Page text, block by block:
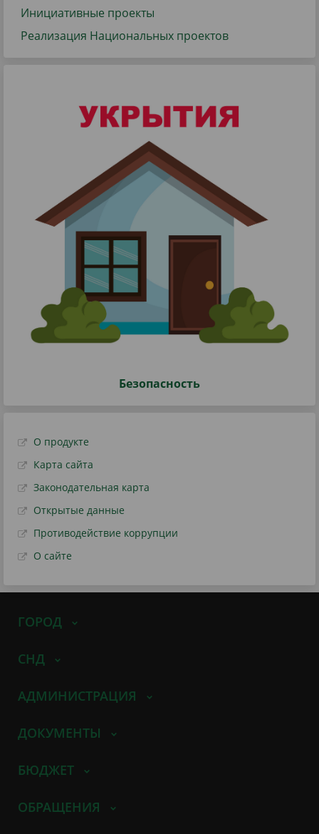
Инициативные проекты
Реализация Национальных проектов
Безопасность
О продукте
Карта сайта
Законодательная карта
Открытые данные
Противодействие коррупции
О сайте
ГОРОД
СНД
АДМИНИСТРАЦИЯ
ДОКУМЕНТЫ
БЮДЖЕТ
ОБРАЩЕНИЯ